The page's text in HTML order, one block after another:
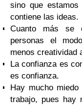
sino que
contiene las ideas.
Cuanto más se
personas el
menos creatividad
La confianza es
es confianza.
Hay mucho
trabajo, pues hay